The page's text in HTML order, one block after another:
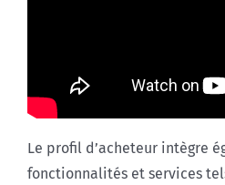
Le profil d’acheteur intègre
fonctionnalités et services